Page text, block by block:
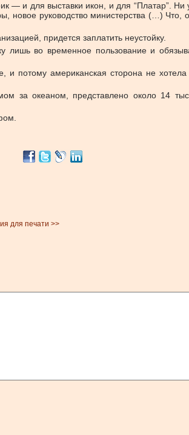
и для выставки икон, и для “Платар”. Ни
руководство министерства (…) Что,
придется заплатить неустойку.
лишь во временное пользование и
потому американская сторона не
за океаном, представлено около 14
для печати >>